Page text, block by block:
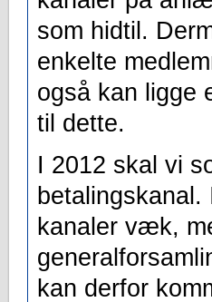
som hidtil.
enkelte
også kan ligge
til dette.
I 2012 skal vi
kanaler væk,
kan derfor